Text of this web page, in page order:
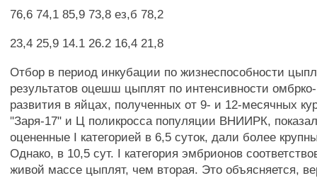
76,6 74,1 85,9 73,8 ез,б 78,2
23,4 25,9 14.1 26.2 16,4 21,8
Отбор в период инкубации по жизнеспособности
результатов оцешш цыплят по интенсивности омбрко-
развития в яйцах, полученных от 9- и 12-месячных
"Заря-17" и Ц поликросса популяции ВНИИРК,
оцененные I категорией в 6,5 суток, дали более
Однако, в 10,5 сут. I категория эмбрионов
живой массе цыплят, чем вторая. Это объясняется,